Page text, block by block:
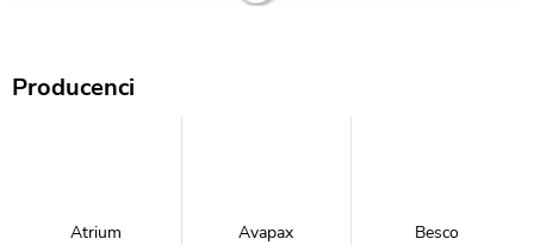
Producenci
Atrium Avapax Besco